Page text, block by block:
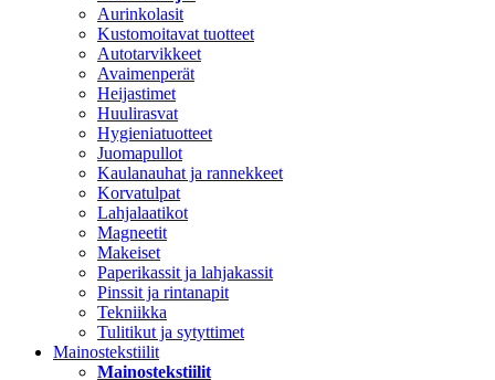
Aurinkolasit
Kustomoitavat tuotteet
Autotarvikkeet
Avaimenperät
Heijastimet
Huulirasvat
Hygieniatuotteet
Juomapullot
Kaulanauhat ja rannekkeet
Korvatulpat
Lahjalaatikot
Magneetit
Makeiset
Paperikassit ja lahjakassit
Pinssit ja rintanapit
Tekniikka
Tulitikut ja sytyttimet
Mainostekstiilit
Mainostekstiilit